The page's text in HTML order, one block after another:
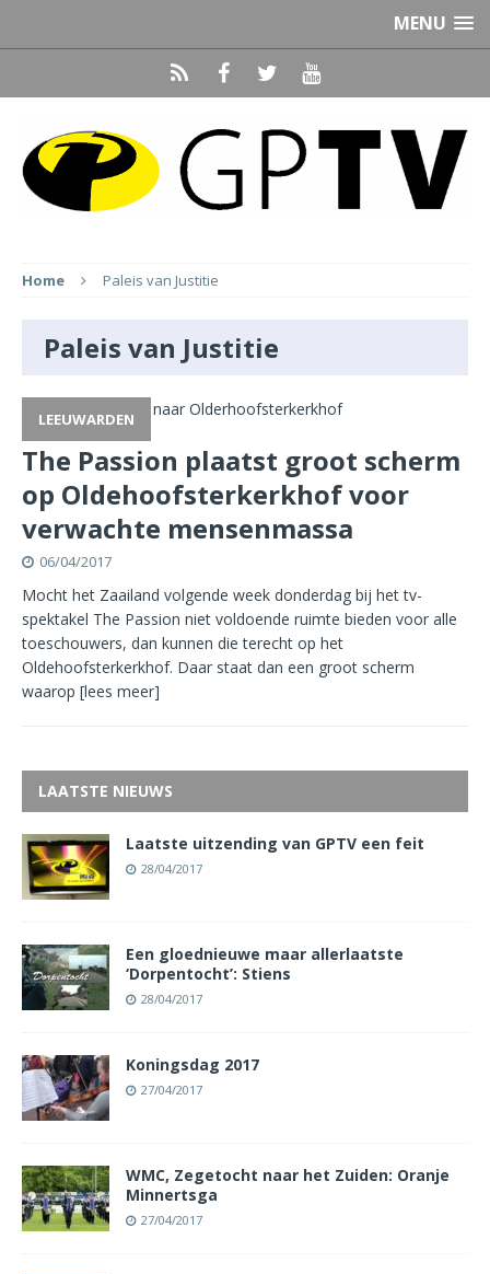
MENU
Home Paleis van Justitie
Paleis van Justitie
LEEUWARDEN
The Passion plaatst groot scherm
op Oldehoofsterkerkhof voor
verwachte mensenmassa
06/04/2017
Mocht het Zaailand volgende week donderdag bij het tv-
spektakel The Passion niet voldoende ruimte bieden voor alle
toeschouwers, dan kunnen die terecht op het
Oldehoofsterkerkhof. Daar staat dan een groot scherm
waarop [lees meer]
LAATSTE NIEUWS
Laatste uitzending van GPTV een feit
28/04/2017
Een gloednieuwe maar allerlaatste
‘Dorpentocht’: Stiens
28/04/2017
Koningsdag 2017
27/04/2017
WMC, Zegetocht naar het Zuiden: Oranje
Minnertsga
27/04/2017